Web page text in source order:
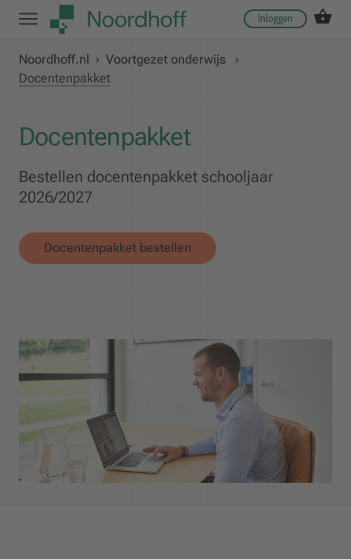
Inloggen
Noordhoff.nl › Voortgezet onderwijs
›
Docentenpakket
Docentenpakket
Bestellen docentenpakket schooljaar
2026/2027
Docentenpakket bestellen